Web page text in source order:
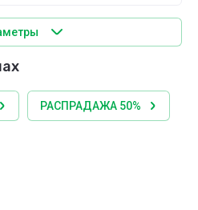
РАСПРАДАЖА 50%